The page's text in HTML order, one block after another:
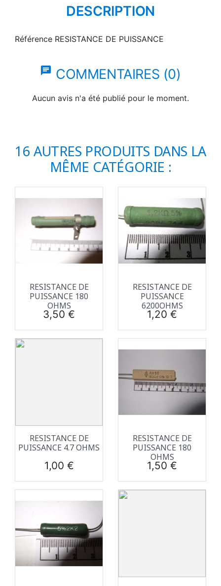
DESCRIPTION
Référence RESISTANCE DE PUISSANCE
chat COMMENTAIRES (0)
Aucun avis n'a été publié pour le moment.
16 AUTRES PRODUITS DANS LA
MÊME CATÉGORIE :
RESISTANCE DE
PUISSANCE 180
OHMS
Prix
3,50 €
RESISTANCE DE
PUISSANCE
6200OHMS
Prix
1,20 €
RESISTANCE DE
PUISSANCE 4.7 OHMS
Prix
1,00 €
RESISTANCE DE
PUISSANCE 180
OHMS
Prix
1,50 €